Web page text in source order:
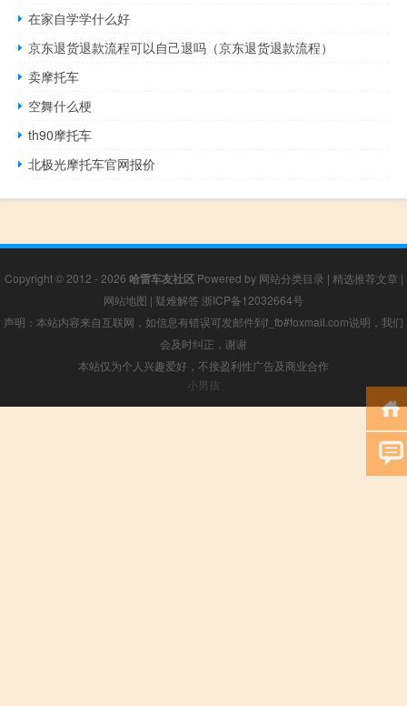
在家自学学什么好
京东退货退款流程可以自己退吗（京东退货退款流程）
卖摩托车
空舞什么梗
th90摩托车
北极光摩托车官网报价
Copyright © 2012 - 2026 哈雷车友社区Powered by 网站分类目录 | 精选推荐文章 |
网站地图 | 疑难解答 浙ICP备12032664号
声明：本站内容来自互联网，如信息有错误可发邮件到f_fb#foxmail.com说明，我们
会及时纠正，谢谢
本站仅为个人兴趣爱好，不接盈利性广告及商业合作
小男孩